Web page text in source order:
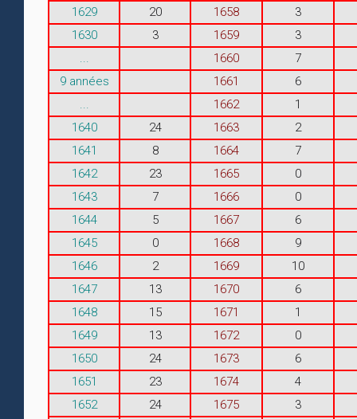
1629
20 1658
3
1630
3 1659
3
1660
7
9 années
1661
6
1662
1
1640
24 1663
2
1641
8 1664
7
1642
23 1665
0
1643
7 1666
0
1644
5 1667
6
1645
0 1668
9
1646
2 1669
10
1647
13 1670
6
1648
15 1671
1
1649
13 1672
0
1650
24 1673
6
1651
23 1674
4
1652
24 1675
3